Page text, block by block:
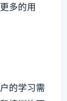
多的用
的学习需